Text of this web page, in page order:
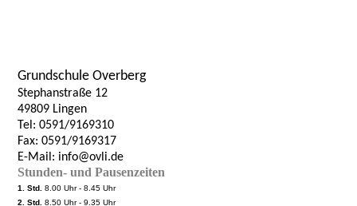
Grundschule Overberg
Stephanstraße 12
49809 Lingen
Tel: 0591/9169310
Fax: 0591/9169317
E-Mail: info@ovli.de
Stunden- und Pausenzeiten
1. Std. 8.00 Uhr - 8.45 Uhr
2. Std. 8.50 Uhr - 9.35 Uhr